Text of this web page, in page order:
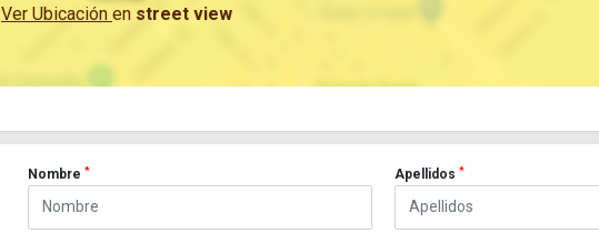
Ver Ubicación en street view
Nombre* Apellidos *